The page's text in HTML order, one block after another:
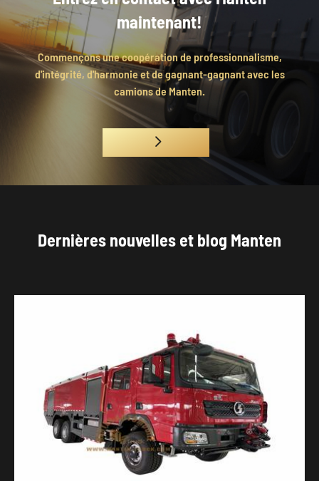
maintenant!
Commençons une coopération de professionnalisme,
d'intégrité, d'harmonie et de gagnant-gagnant avec les
camions de Manten.

Dernières nouvelles et blog Manten